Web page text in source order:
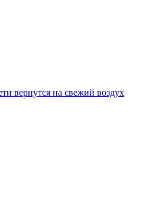
вернутся на свежий воздух